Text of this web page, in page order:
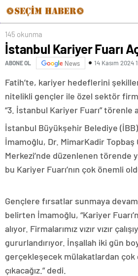
145 okunma
İstanbul Kariyer Fuarı
ABONE OL News 14 Kasım 2024
Fatih’te, kariyer hedeflerini
nitelikli gençler ile özel sektör
“3. İstanbul Kariyer Fuarı” törenle
İstanbul Büyükşehir Belediye
İmamoğlu, Dr. MimarKadir
Merkezi’nde düzenlenen törende
bu Kariyer Fuarı’nın çok önemli
Gençlere fırsatlar sunmaya
belirten İmamoğlu, “Kariyer
alıyor. Firmalarımız vızır vızır
gururlandırıyor. İnşallah iki gün
gerçekleşecek mülakatlardan çok
çıkacağız.” dedi.